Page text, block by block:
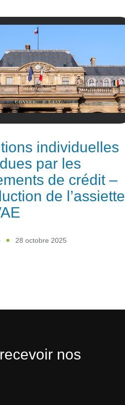
individuelles
par les
de crédit –
de l’assiette
28 octobre 2025
nos